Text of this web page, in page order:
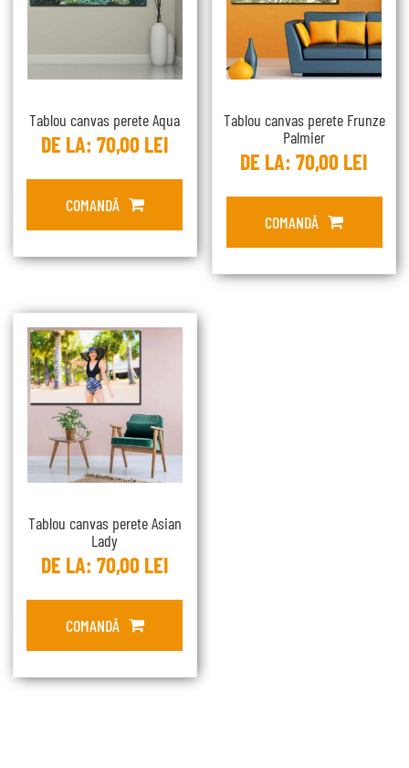
Tablou canvas perete Aqua
DE LA: 70,00 LEI
COMANDĂ
Tablou canvas perete Frunze
Palmier
DE LA:70,00 LEI
COMANDĂ
Tablou canvas perete Asian
Lady
DE LA: 70,00 LEI
COMANDĂ